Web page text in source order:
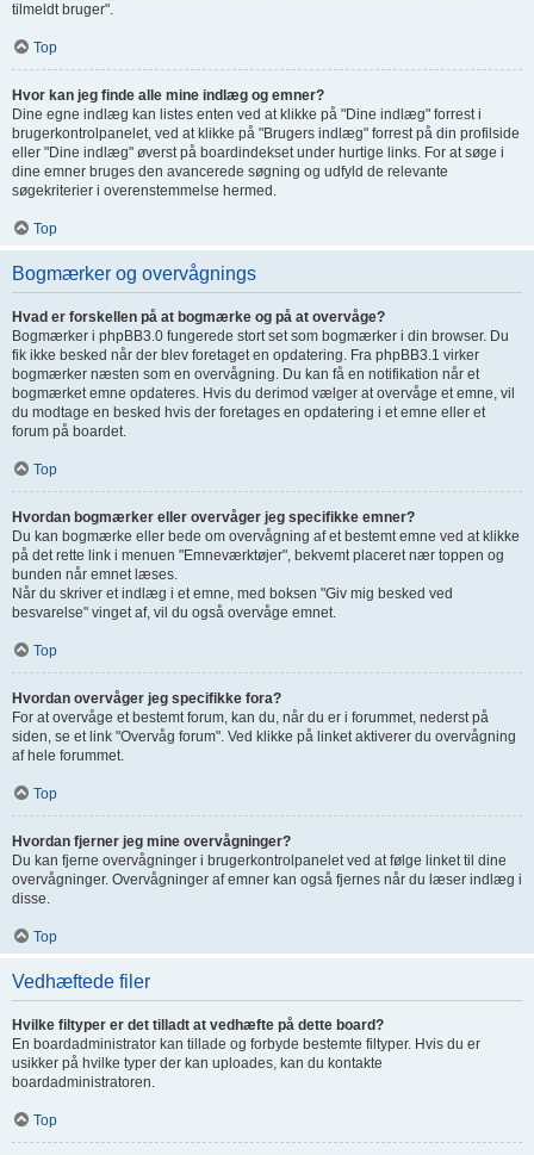
tilmeldt bruger".
Top
Hvor kan jeg finde alle mine indlæg og emner?
Dine egne indlæg kan listes enten ved at klikke på "Dine indlæg" forrest i
brugerkontrolpanelet, ved at klikke på "Brugers indlæg" forrest på din profilside
eller "Dine indlæg" øverst på boardindekset under hurtige links. For at søge i
dine emner bruges den avancerede søgning og udfyld de relevante
søgekriterier i overenstemmelse hermed.
Top
Bogmærker og overvågnings
Hvad er forskellen på at bogmærke og på at overvåge?
Bogmærker i phpBB3.0 fungerede stort set som bogmærker i din browser. Du
fik ikke besked når der blev foretaget en opdatering. Fra phpBB3.1 virker
bogmærker næsten som en overvågning. Du kan få en notifikation når et
bogmærket emne opdateres. Hvis du derimod vælger at overvåge et emne, vil
du modtage en besked hvis der foretages en opdatering i et emne eller et
forum på boardet.
Top
Hvordan bogmærker eller overvåger jeg specifikke emner?
Du kan bogmærke eller bede om overvågning af et bestemt emne ved at klikke
på det rette link i menuen "Emneværktøjer", bekvemt placeret nær toppen og
bunden når emnet læses.
Når du skriver et indlæg i et emne, med boksen "Giv mig besked ved
besvarelse" vinget af, vil du også overvåge emnet.
Top
Hvordan overvåger jeg specifikke fora?
For at overvåge et bestemt forum, kan du, når du er i forummet, nederst på
siden, se et link "Overvåg forum". Ved klikke på linket aktiverer du overvågning
af hele forummet.
Top
Hvordan fjerner jeg mine overvågninger?
Du kan fjerne overvågninger i brugerkontrolpanelet ved at følge linket til dine
overvågninger. Overvågninger af emner kan også fjernes når du læser indlæg i
disse.
Top
Vedhæftede filer
Hvilke filtyper er det tilladt at vedhæfte på dette board?
En boardadministrator kan tillade og forbyde bestemte filtyper. Hvis du er
usikker på hvilke typer der kan uploades, kan du kontakte
boardadministratoren.
Top